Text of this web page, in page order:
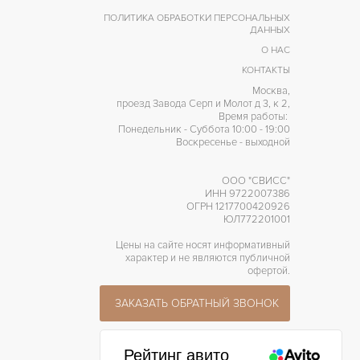
ПОЛИТИКА ОБРАБОТКИ ПЕРСОНАЛЬНЫХ
ДАННЫХ
О НАС
КОНТАКТЫ
Москва,
проезд Завода Серп и Молот д 3, к 2,
Время работы:
Понедельник - Суббота 10:00 - 19:00
Воскресенье - выходной
ООО "СВИСС"
ИНН 9722007386
ОГРН 1217700420926
ЮЛ772201001
Цены на сайте носят информативный
характер и не являются публичной
офертой.
ЗАКАЗАТЬ ОБРАТНЫЙ ЗВОНОК
Рейтинг авито